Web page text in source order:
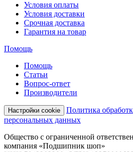
Условия оплаты
Условия доставки
Срочная доставка
Гарантия на товар
Помощь
Помощь
Статьи
Вопрос-ответ
Производители
Настройки cookie
Политика
персональных данных
Общество с ограниченной
компания «Подшипник шоп»